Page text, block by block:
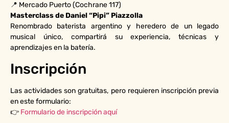
📍 Mercado Puerto (Cochrane 117)
Masterclass de Daniel “Pipi” Piazzolla
Renombrado baterista argentino y heredero de un legado
musical único, compartirá su experiencia, técnicas y
aprendizajes en la batería.
Inscripción
Las actividades son gratuitas, pero requieren inscripción previa
en este formulario:
👉 Formulario de inscripción aquí